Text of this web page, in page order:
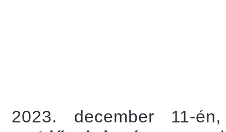
2023. december 11-